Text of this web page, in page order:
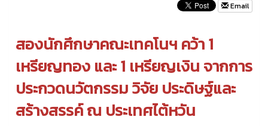
Email
สองนักศึกษาคณะเทคโนฯ คว้า 1
เหรียญทอง และ 1 เหรียญเงิน จากการ
ประกวดนวัตกรรม วิจัย ประดิษฐ์และ
สร้างสรรค์ ณ ประเทศไต้หวัน